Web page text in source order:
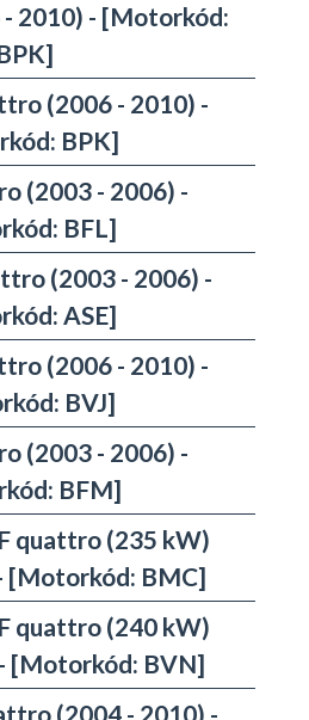
- 2010) - [Motorkód:
(2006 - 2010) -
BPK]
(2003 - 2006) -
BFL]
(2003 - 2006) -
ASE]
(2006 - 2010) -
BVJ]
(2003 - 2006) -
BFM]
quattro (235 kW)
[Motorkód: BMC]
quattro (240 kW)
[Motorkód: BVN]
(2004 - 2010) -